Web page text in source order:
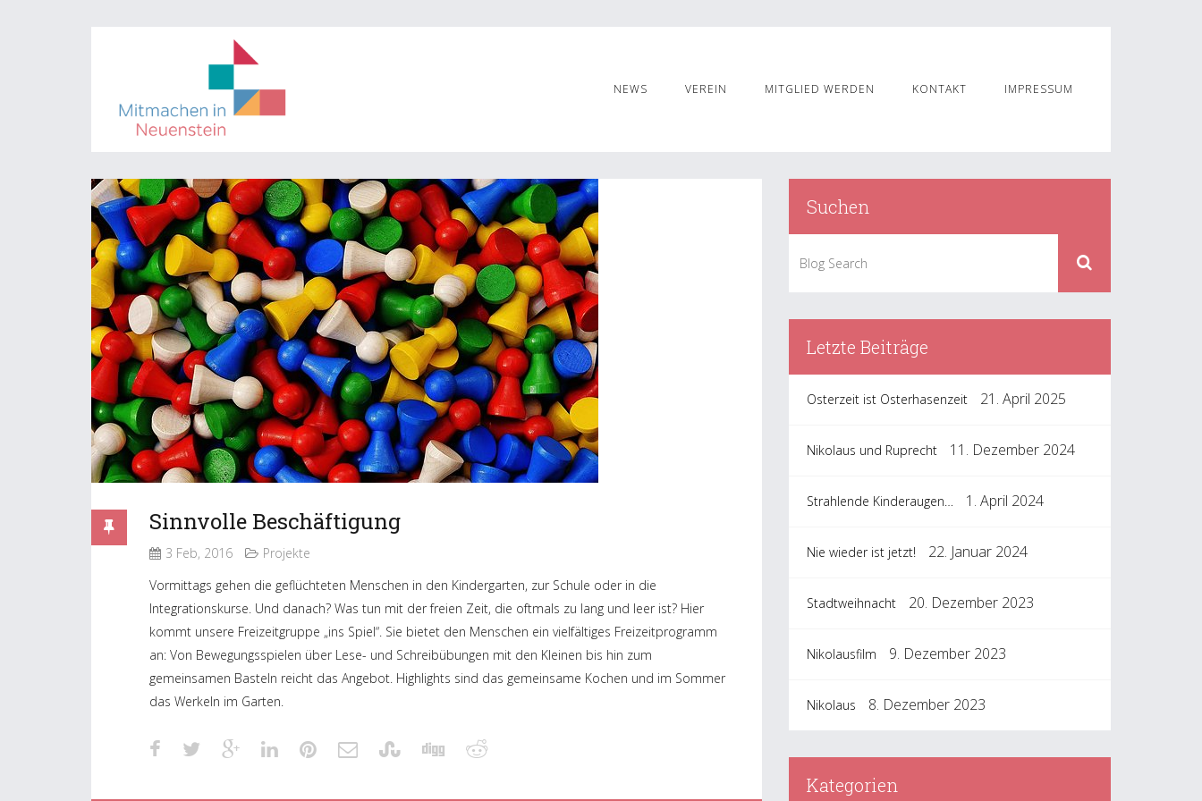
NEWS VEREIN MITGLIED WERDEN KONTAKT IMPRESSUM
Sinnvolle Beschäftigung
3 Feb, 2016
Projekte
Vormittags gehen die geflüchteten Menschen in den Kindergarten, zur Schule oder in die
Integrationskurse. Und danach? Was tun mit der freien Zeit, die oftmals zu lang und leer ist? Hier
kommt unsere Freizeitgruppe „ins Spiel“. Sie bietet den Menschen ein vielfältiges Freizeitprogramm
an: Von Bewegungsspielen über Lese- und Schreibübungen mit den Kleinen bis hin zum
gemeinsamen Basteln reicht das Angebot. Highlights sind das gemeinsame Kochen und im Sommer
das Werkeln im Garten.
Suchen
Letzte Beiträge
Osterzeit ist Osterhasenzeit 21. April 2025
Nikolaus und Ruprecht 11. Dezember 2024
Strahlende Kinderaugen… 1. April 2024
Nie wieder ist jetzt! 22. Januar 2024
Stadtweihnacht 20. Dezember 2023
Nikolausfilm 9. Dezember 2023
Nikolaus 8. Dezember 2023
Kategorien